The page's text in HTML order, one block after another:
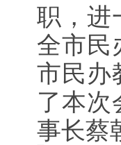
职，进
全市民
市民办
了本次
事长蔡